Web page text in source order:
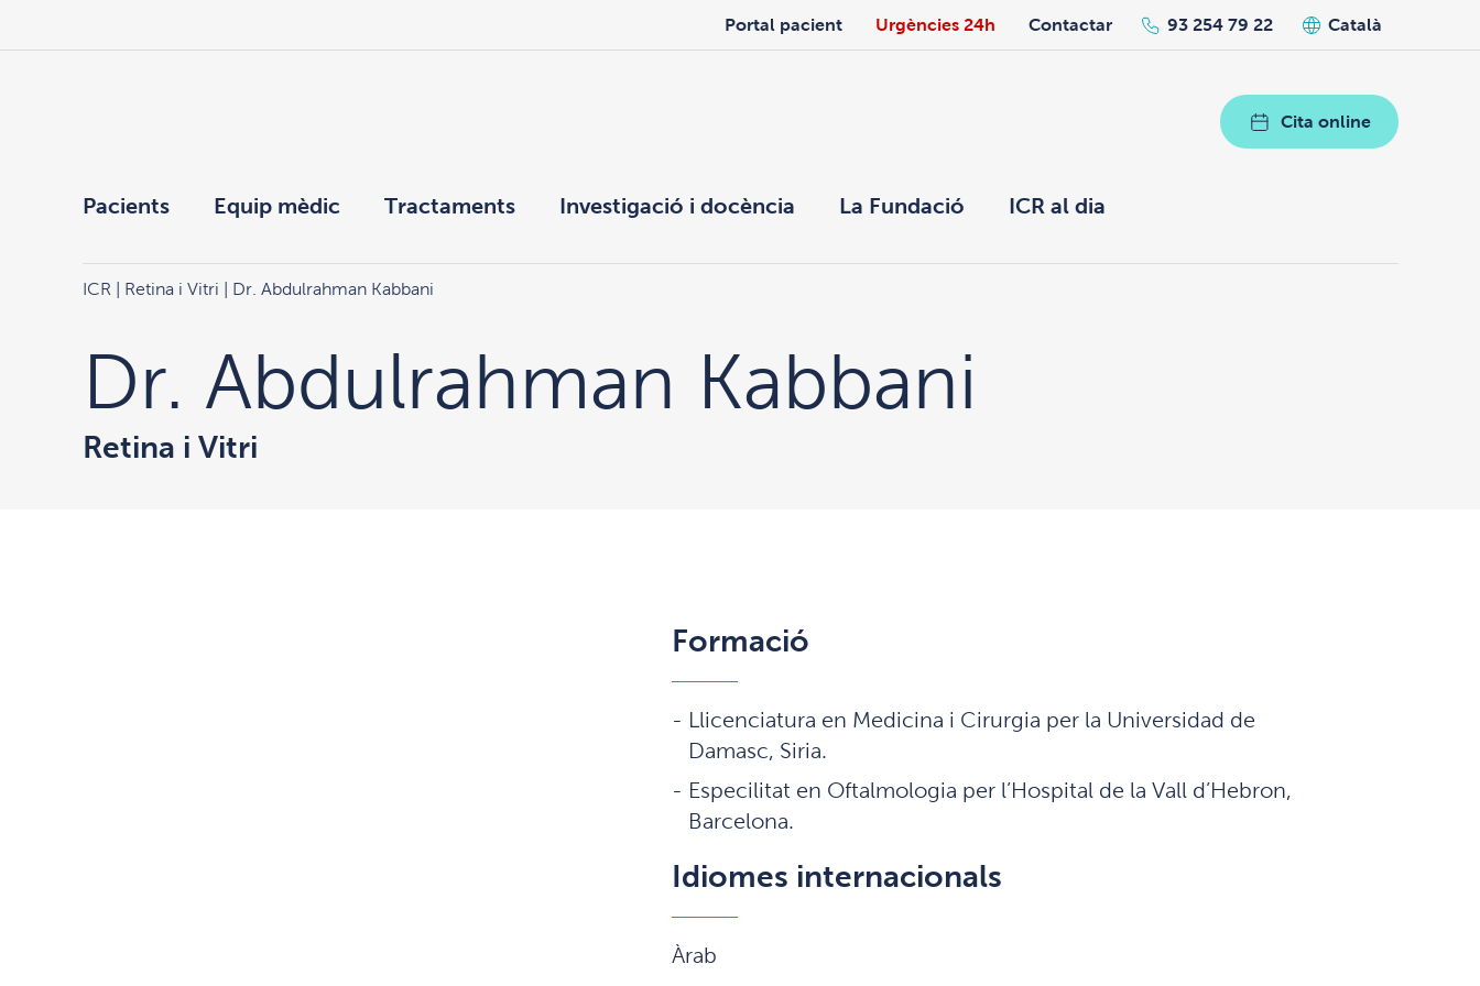
Portal pacient Urgències 24h Contactar 93 254 79 22 Català
Cita online
Pacients Equip mèdic Tractaments Investigació i docència La Fundació ICR al dia
ICR Retina i Vitri | Dr. Abdulrahman Kabbani
Dr. Abdulrahman Kabbani
Retina i Vitri
Formació
Llicenciatura en Medicina i Cirurgia per la Universidad de
Damasc, Siria.
Especilitat en Oftalmologia per l’Hospital de la Vall d’Hebron,
Barcelona.
Idiomes internacionals
Àrab